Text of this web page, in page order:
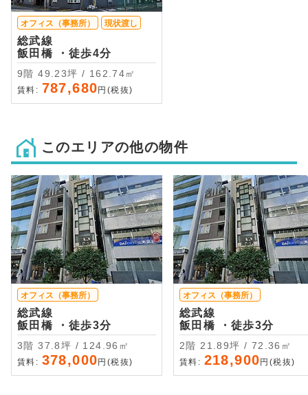
オフィス（事務所） 現状渡し
総武線
飯田橋 ・徒歩4分
9階 49.23坪 / 162.74㎡
賃料: 787,680 円(税抜)
このエリアの他の物件
オフィス（事務所）
総武線
飯田橋 ・徒歩3分
3階 37.8坪 / 124.96㎡
賃料: 378,000 円(税抜)
オフィス（事務所）
総武線
飯田橋 ・徒歩3分
2階 21.89坪 / 72.36㎡
賃料: 218,900 円(税抜)